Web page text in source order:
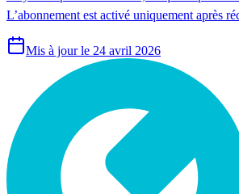
L’abonnement est activé uniquement après
Mis à jour le 24 avril 2026